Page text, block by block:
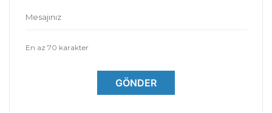
Mesajınız
En az 70 karakter
GÖNDER